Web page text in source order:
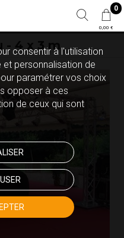
0
0,00 €
- 4 x 3 m
consentir à l'utilisation
et personnalisation de
paramétrer vos choix
opposer à ces
de ceux qui sont